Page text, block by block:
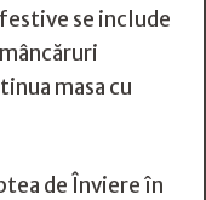
se include
masa cu
de Înviere în